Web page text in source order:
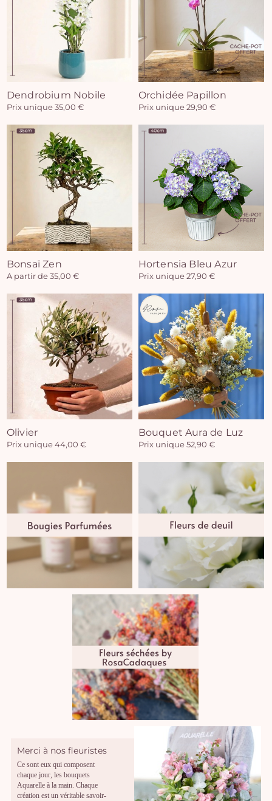
Dendrobium Nobile
Prix unique 35,00 €
Orchidée Papillon
Prix unique 29,90 €
Bonsaï Zen
A partir de 35,00 €
Hortensia Bleu Azur
Prix unique 27,90 €
Olivier
Prix unique 44,00 €
Bouquet Aura de Luz
Prix unique 52,90 €
Merci à nos fleuristes
Ce sont eux qui composent
chaque jour, les bouquets
Aquarelle à la main. Chaque
création est un véritable savoir-